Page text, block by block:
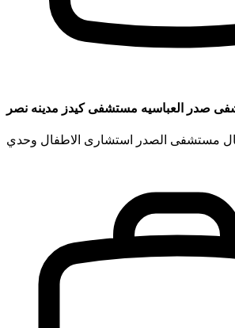
صدر العباسيه مستشفى كيدز مدينه نصر
مستشفى الصدر استشارى الاطفال وحدي